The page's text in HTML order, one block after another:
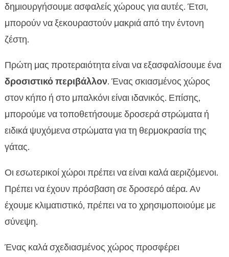
δημιουργήσουμε ασφαλείς χώρους για αυτές. Έτσι,
μπορούν να ξεκουραστούν μακριά από την έντονη
ζέστη.
Πρώτη μας προτεραιότητα είναι να εξασφαλίσουμε ένα
δροσιστικό περιβάλλον. Ένας σκιασμένος χώρος
στον κήπο ή στο μπαλκόνι είναι ιδανικός. Επίσης,
μπορούμε να τοποθετήσουμε δροσερά στρώματα ή
ειδικά ψυχόμενα στρώματα για τη θερμοκρασία της
γάτας.
Οι εσωτερικοί χώροι πρέπει να είναι καλά αεριζόμενοι.
Πρέπει να έχουν πρόσβαση σε δροσερό αέρα. Αν
έχουμε κλιματιστικό, πρέπει να το χρησιμοποιούμε με
σύνεψη.
Ένας καλά σχεδιασμένος χώρος προσφέρει